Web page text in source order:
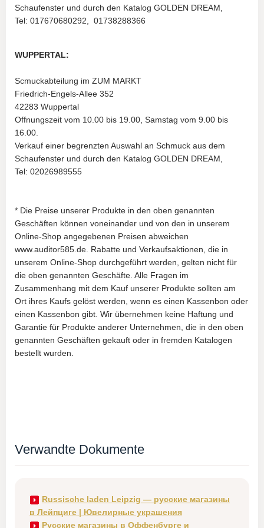
Schaufenster und durch den Katalog GOLDEN DREAM,
Tel: 017670680292, 01738288366
WUPPERTAL:
Scmuckabteilung im ZUM MARKT
Friedrich-Engels-Allee 352
42283 Wuppertal
Offnungszeit vom 10.00 bis 19.00, Samstag vom 9.00 bis
16.00.
Verkauf einer begrenzten Auswahl an Schmuck aus dem
Schaufenster und durch den Katalog GOLDEN DREAM,
Tel: 02026989555
* Die Preise unserer Produkte in den oben genannten
Geschäften können voneinander und von den in unserem
Online-Shop angegebenen Preisen abweichen
www.auditor585.de. Rabatte und Verkaufsaktionen, die in
unserem Online-Shop durchgeführt werden, gelten nicht für
die oben genannten Geschäfte. Alle Fragen im
Zusammenhang mit dem Kauf unserer Produkte sollten am
Ort ihres Kaufs gelöst werden, wenn es einen Kassenbon oder
einen Kassenbon gibt. Wir übernehmen keine Haftung und
Garantie für Produkte anderer Unternehmen, die in den oben
genannten Geschäften gekauft oder in fremden Katalogen
bestellt wurden.
Verwandte Dokumente
Russische laden Leipzig — русские магазины
в Лейпциге | Ювелирные украшения
Русские магазины в Оффенбурге и